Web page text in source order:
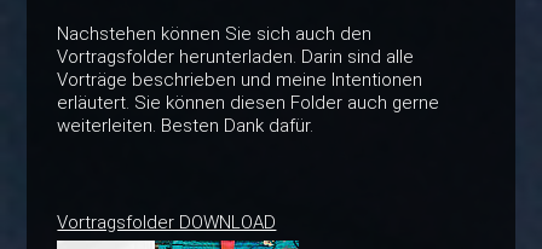
Nachstehen können Sie sich auch den
Vortragsfolder herunterladen. Darin sind alle
Vorträge beschrieben und meine Intentionen
erläutert. Sie können diesen Folder auch gerne
weiterleiten. Besten Dank dafür.
Vortragsfolder DOWNLOAD